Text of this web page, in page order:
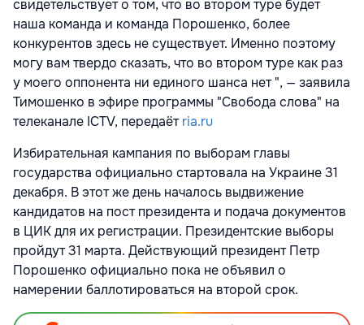
свидетельствует о том, что во втором туре будет
наша команда и команда Порошенко, более
конкурентов здесь не существует. Именно поэтому
могу вам твердо сказать, что во втором туре как раз
у моего оппонента ни единого шанса нет ", — заявила
Тимошенко в эфире программы "Свобода слова" на
телеканале ICTV, передаётria.ru
Избирательная кампания по выборам главы
государства официально стартовала на Украине 31
декабря. В этот же день началось выдвижение
кандидатов на пост президента и подача документов
в ЦИК для их регистрации. Президентские выборы
пройдут 31 марта. Действующий президент Петр
Порошенко официально пока не объявил о
намерении баллотироваться на второй срок.